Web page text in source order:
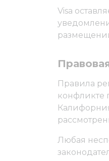
Visa
Правила
конфликте
Любая